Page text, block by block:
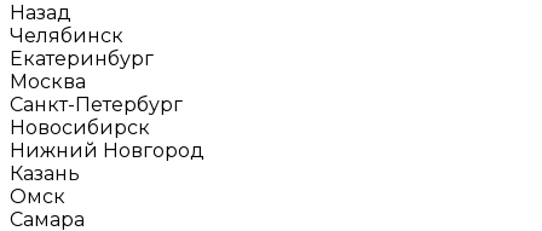
Назад
Челябинск
Екатеринбург
Москва
Санкт-Петербург
Новосибирск
Нижний Новгород
Казань
Омск
Самара